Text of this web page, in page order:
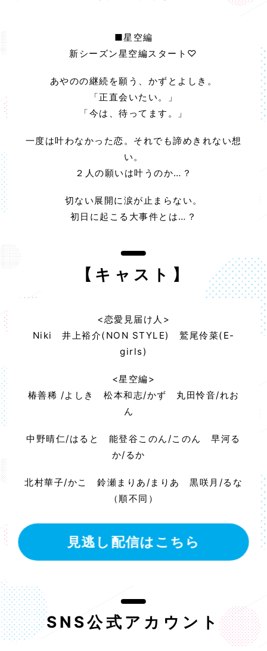
■星空編
新シーズン星空編スタート♡
あやのの継続を願う、かずとよしき。
「正直会いたい。」
「今は、待ってます。」
一度は叶わなかった恋。それでも諦めきれない想
い。
２人の願いは叶うのか…？
切ない展開に涙が止まらない。
初日に起こる大事件とは…？
【キャスト】
<恋愛見届け人>
Niki 井上裕介(NON STYLE) 鷲尾伶菜(E-
girls)
<星空編>
椿善稀 /よしき 松本和志/かず 丸田怜音/れお
ん
中野晴仁/はると 能登谷このん/このん早河る
か/るか
北村華子/かこ 鈴瀬まりあ/まりあ 黒咲月/るな
（順不同）
見逃し配信はこちら
SNS公式アカウント